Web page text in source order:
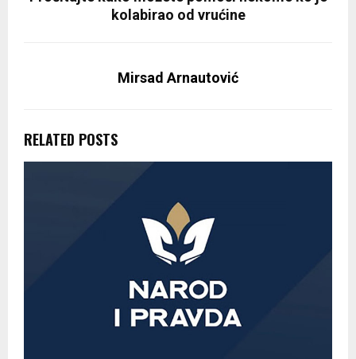
kolabirao od vrućine
Mirsad Arnautović
RELATED POSTS